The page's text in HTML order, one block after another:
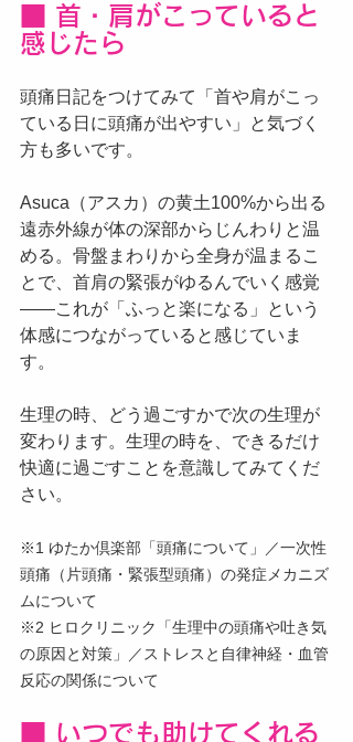
■ 首・肩がこっていると
感じたら
頭痛日記をつけてみて「首や肩がこっ
ている日に頭痛が出やすい」と気づく
方も多いです。
Asuca（アスカ）の黄土100%から出る
遠赤外線が体の深部からじんわりと温
める。骨盤まわりから全身が温まるこ
とで、首肩の緊張がゆるんでいく感覚
——これが「ふっと楽になる」という
体感につながっていると感じていま
す。
生理の時、どう過ごすかで次の生理が
変わります。生理の時を、できるだけ
快適に過ごすことを意識してみてくだ
さい。
※1 ゆたか倶楽部「頭痛について」／一次性
頭痛（片頭痛・緊張型頭痛）の発症メカニズ
ムについて
※2 ヒロクリニック「生理中の頭痛や吐き気
の原因と対策」／ストレスと自律神経・血管
反応の関係について
■ いつでも助けてくれる